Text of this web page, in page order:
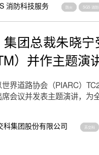
消防科技服务 防火 SGS 消
团总裁朱晓
）并作主题演
界道路协会（PIARC）
会议并发表主题演讲，为
科集团股份有限公司 苏交科